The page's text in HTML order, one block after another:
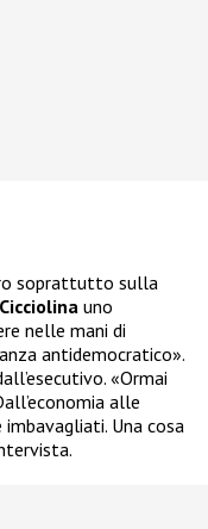
soprattutto sulla
Cicciolina uno
nelle mani di
antidemocratico».
«Ormai
alle
Una cosa